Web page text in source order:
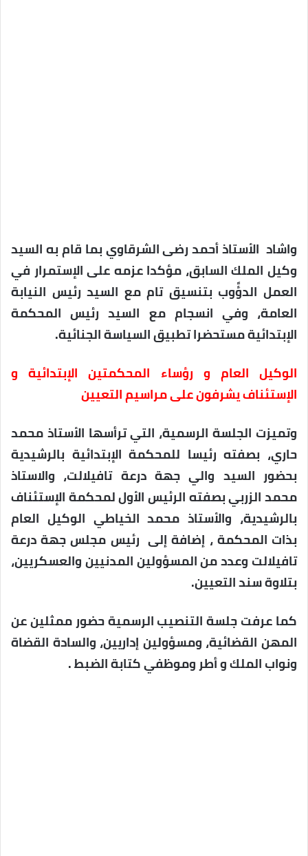
واشاد الأستاذ أحمد رضى الشرقاوي بما قام به السيد
وكيل الملك السابق، مؤكدا عزمه على الإستمرار في
العمل الدؤًوب بتنسيق تام مع السيد رئيس النيابة
العامة، وفي انسجام مع السيد رئيس المحكمة
الإبتدائية مستحضرا تطبيق السياسة الجنائية.
الوكيل العام و رؤساء المحكمتين الإبتدائية و
الإستئناف يشرفون على مراسيم التعيين
وتميزت الجلسة الرسمية، التي ترأسها الأستاذ محمد
حاري، بصفته رئيسا للمحكمة الإبتدائية بالرشيدية
بحضور السيد والي جهة درعة تافيلالت، والاستاذ
محمد الزربي بصفته الرئيس الأول لمحكمة الإستئناف
بالرشيدية، والأستاذ محمد الخياطي الوكيل العام
بذات المحكمة ، إضافة إلى رئيس مجلس جهة درعة
تافيلالت وعدد من المسؤولين المدنيين والعسكريين،
بتلاوة سند التعيين.
كما عرفت جلسة التنصيب الرسمية حضور ممثلين عن
المهن القضائية، ومسؤولين إداريين، والسادة القضاة
ونواب الملك و أطر وموظفي كتابة الضبط .